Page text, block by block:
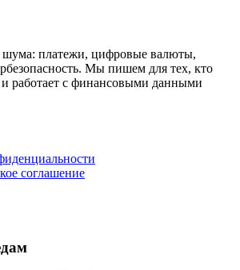
шума: платежи, цифровые валюты,
Мы пишем для тех, кто
работает с финансовыми данными
соглашение